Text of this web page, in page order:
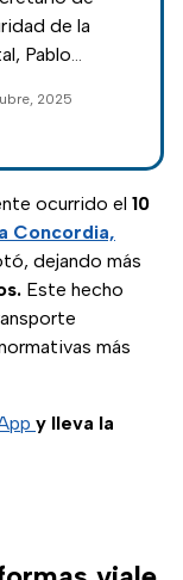
por violar
de la
Pablo
más altas,
para
la movilidad
2025
ocurrido el 10
Concordia,
dejando más
Este hecho
más
y lleva la